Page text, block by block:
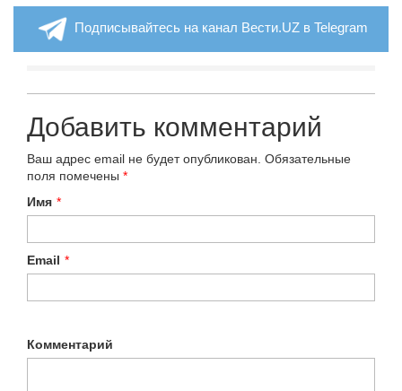
Подписывайтесь на канал Вести.UZ в Telegram
Добавить комментарий
Ваш адрес email не будет опубликован. Обязательные
поля помечены *
Имя *
Email *
Комментарий